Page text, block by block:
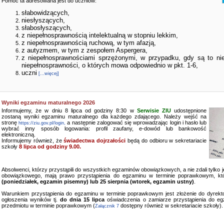
słabowidzących,
niesłyszących,
słabosłyszących,
z niepełnosprawnością intelektualną w stopniu lekkim,
z niepełnosprawnością ruchową, w tym afazją,
z autyzmem, w tym z zespołem Aspergera,
z niepełnosprawnościami sprzężonymi, w przypadku, gdy są to
niepełnosprawności, o których mowa odpowiednio w pkt. 1-6,
uczni [...więcej]
Wyniki egzaminu maturalnego 2026
Informujemy, że w dniu 8 lipca od godziny 8:30 w Serwisie ZIU udostępnione
zostaną wyniki egzaminu maturalnego dla każdego zdającego. Należy wejść na
stronęhttps://ziu.gov.pl/login, a następnie zalogować się wprowadzając login i hasło lub
wybrać inny sposób logowania: profil zaufany, e-dowód lub bankowość
elektroniczną.
Informujemy również, żeświadectwa dojrzałości będą do odbioru w sekretariacie
szkoły 8 lipca od godziny 9.00.
Absolwenci, którzy przystąpili do wszystkich egzaminów obowiązkowych, a nie zdali tylko
obowiązkowego, mają prawo przystąpienia do egzaminu w terminie poprawkowym,
(poniedziałek, egzamin pisemny) lub 25 sierpnia (wtorek, egzamin ustny)
Warunkiem przystąpienia do egzaminu w terminie poprawkowym jest złożenie do
ogłoszenia wyników tj.do dnia 15 lipca oświadczenia o zamiarze przystąpienia do
przedmiotu w terminie poprawkowym (Załącznik 7 dostępny również w sekretariacie szkoły).